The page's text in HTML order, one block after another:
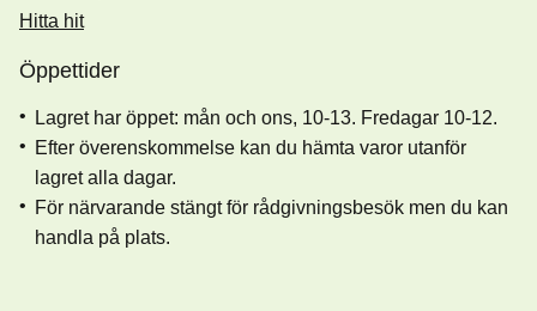
Hitta hit
Öppettider
Lagret har öppet: mån och ons, 10-13. Fredagar 10-12.
Efter överenskommelse kan du hämta varor utanför
lagret alla dagar.
För närvarande stängt för rådgivningsbesök men du kan
handla på plats.